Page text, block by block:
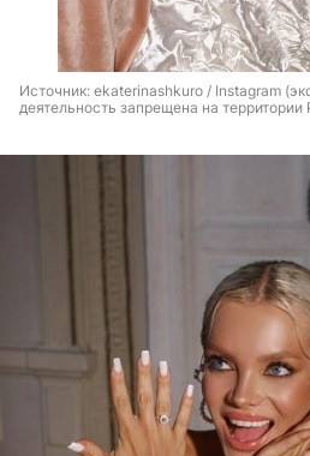
Источник: ekaterinashkuro / Instagram
деятельность запрещена на территории